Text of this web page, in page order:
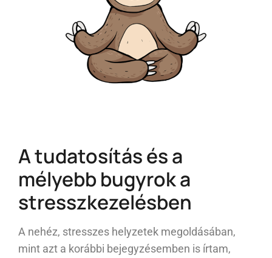
A tudatosítás és a
mélyebb bugyrok a
stresszkezelésben
A nehéz, stresszes helyzetek megoldásában,
mint azt a korábbi bejegyzésemben is írtam,